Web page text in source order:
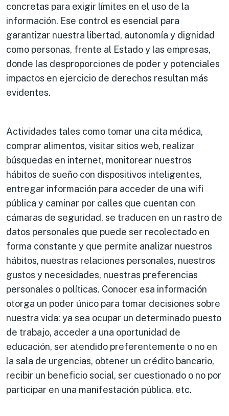
concretas para exigir límites en el uso de la
información. Ese control es esencial para
garantizar nuestra libertad, autonomía y dignidad
como personas, frente al Estado y las empresas,
donde las desproporciones de poder y potenciales
impactos en ejercicio de derechos resultan más
evidentes.
Actividades tales como tomar una cita médica,
comprar alimentos, visitar sitios web, realizar
búsquedas en internet, monitorear nuestros
hábitos de sueño con dispositivos inteligentes,
entregar información para acceder de una wifi
pública y caminar por calles que cuentan con
cámaras de seguridad, se traducen en un rastro de
datos personales que puede ser recolectado en
forma constante y que permite analizar nuestros
hábitos, nuestras relaciones personales, nuestros
gustos y necesidades, nuestras preferencias
personales o políticas. Conocer esa información
otorga un poder único para tomar decisiones sobre
nuestra vida: ya sea ocupar un determinado puesto
de trabajo, acceder a una oportunidad de
educación, ser atendido preferentemente o no en
la sala de urgencias, obtener un crédito bancario,
recibir un beneficio social, ser cuestionado o no por
participar en una manifestación pública, etc.